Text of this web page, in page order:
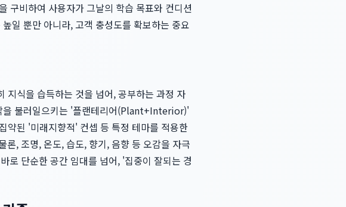
구비하여 사용자가 그날의 학습 목표와 컨디션
일 뿐만 아니라, 고객 충성도를 확보하는 중요
지식을 습득하는 것을 넘어, 공부하는 과정 자
을 불러일으키는 '플랜테리어(Plant+Interior)'
약된 '미래지향적' 컨셉 등 특정 테마를 적용한
, 조명, 온도, 습도, 향기, 음향 등 오감을 자극
로 단순한 공간 임대를 넘어, '집중이 잘되는 경